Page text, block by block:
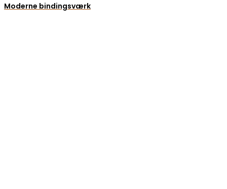
Moderne bindingsværk